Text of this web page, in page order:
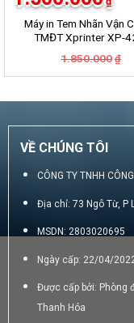
Máy in Tem Nhãn Vận
TMĐT Xprinter XP-
1.850.000 ₫
là:
VỀ CHÚNG TÔI
CÔNG TY TNHH
Địa chỉ: 73 Ngô Từ, P
MSDN: 2803020695
Ngày cấp: 22/04/
Được cấp bởi: Phòng
Thanh Hóa